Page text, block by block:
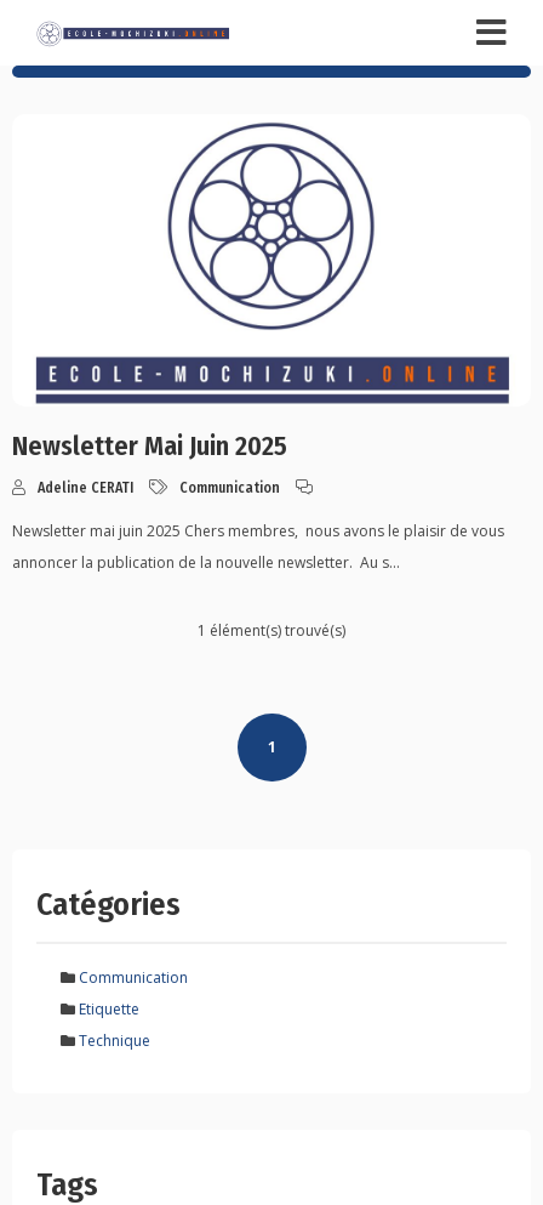
Newsletter Mai Juin 2025
Adeline CERATI Communication
Newsletter mai juin 2025 Chers membres, nous avons le plaisir de vous
annoncer la publication de la nouvelle newsletter. Au s...
1 élément(s) trouvé(s)
1
Catégories
Communication
Etiquette
Technique
Tags